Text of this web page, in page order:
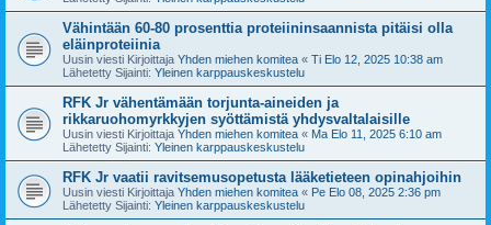
Vähintään 60-80 prosenttia proteiininsaannista pitäisi olla
eläinproteiinia
Uusin viesti Kirjoittaja Yhden miehen komitea « Ti Elo 12, 2025 10:38 am
Lähetetty Sijainti: Yleinen karppauskeskustelu
RFK Jr vähentämään torjunta-aineiden ja
rikkaruohomyrkkyjen syöttämistä yhdysvaltalaisille
Uusin viesti Kirjoittaja Yhden miehen komitea « Ma Elo 11, 2025 6:10 am
Lähetetty Sijainti: Yleinen karppauskeskustelu
RFK Jr vaatii ravitsemusopetusta lääketieteen opinahjoihin
Uusin viesti Kirjoittaja Yhden miehen komitea « Pe Elo 08, 2025 2:36 pm
Lähetetty Sijainti: Yleinen karppauskeskustelu